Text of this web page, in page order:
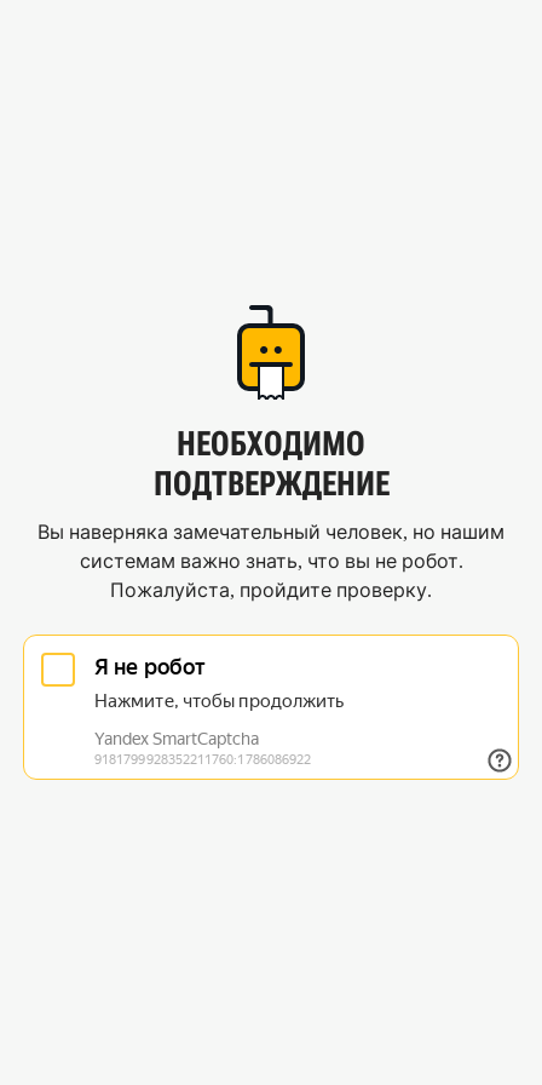
НЕОБХОДИМО
ПОДТВЕРЖДЕНИЕ
Вы наверняка замечательный человек, но нашим
системам важно знать, что вы не робот.
Пожалуйста, пройдите проверку.